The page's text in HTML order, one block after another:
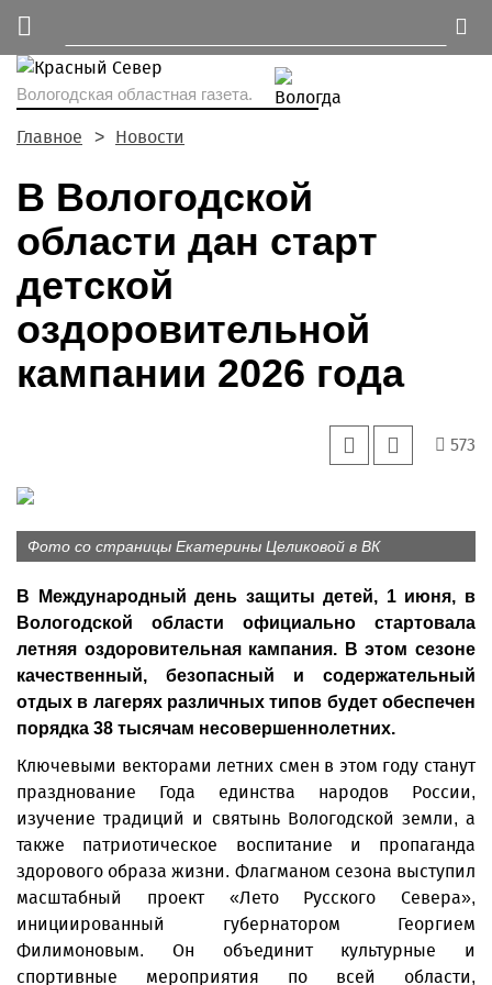
Вологодская областная газета.
Главное Новости
В Вологодской
области дан старт
детской
оздоровительной
кампании 2026 года
573
Фото со страницы Екатерины Целиковой в ВК
В Международный день защиты детей, 1 июня, в
Вологодской области официально стартовала
летняя оздоровительная кампания. В этом сезоне
качественный, безопасный и содержательный
отдых в лагерях различных типов будет обеспечен
порядка 38 тысячам несовершеннолетних.
Ключевыми векторами летних смен в этом году станут
празднование Года единства народов России,
изучение традиций и святынь Вологодской земли, а
также патриотическое воспитание и пропаганда
здорового образа жизни. Флагманом сезона выступил
масштабный проект «Лето Русского Севера»,
инициированный губернатором Георгием
Филимоновым. Он объединит культурные и
спортивные мероприятия по всей области,